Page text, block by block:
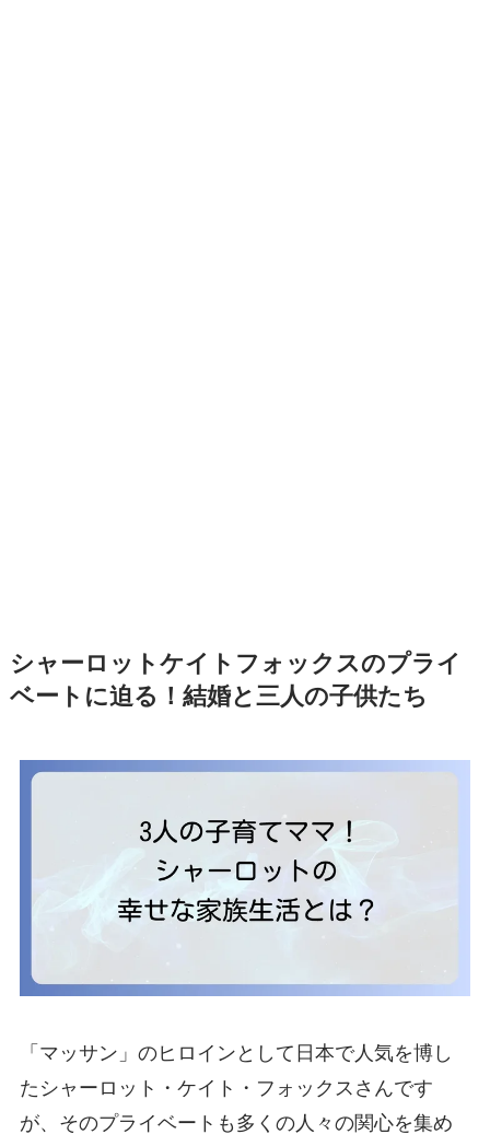
シャーロットケイトフォックスのプライ
ベートに迫る！結婚と三人の子供たち
「マッサン」のヒロインとして日本で人気を博し
たシャーロット・ケイト・フォックスさんです
が、そのプライベートも多くの人々の関心を集め